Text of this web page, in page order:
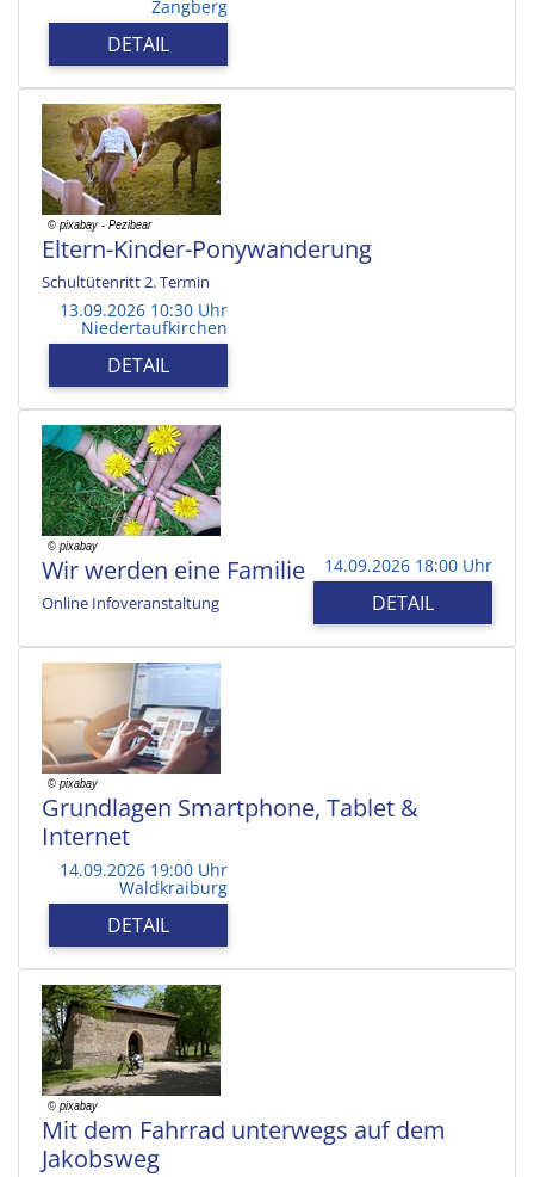
Zangberg
DETAIL
Eltern-Kinder-Ponywanderung
Schultütenritt 2. Termin
13.09.2026 10:30 Uhr
Niedertaufkirchen
DETAIL
Wir werden eine Familie
Online Infoveranstaltung
14.09.2026 18:00 Uhr
DETAIL
Grundlagen Smartphone, Tablet &
Internet
14.09.2026 19:00 Uhr
Waldkraiburg
DETAIL
Mit dem Fahrrad unterwegs auf dem
Jakobsweg